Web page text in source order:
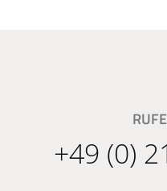
+49 (0)